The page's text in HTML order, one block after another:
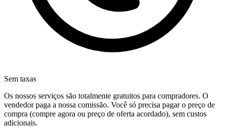
Sem taxas
Os nossos serviços são totalmente gratuitos para compradores. O
vendedor paga a nossa comissão. Você só precisa pagar o preço de
compra (compre agora ou preço de oferta acordado), sem custos
adicionais.